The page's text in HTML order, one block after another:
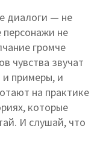
диалоги — не
персонажи не
громче
чувства звучат
и примеры, и
на практике
которые
И слушай, что